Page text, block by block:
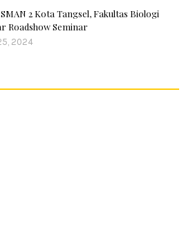
2 Kota Tangsel, Fakultas Biologi
Roadshow Seminar
2024